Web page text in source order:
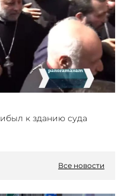
к зданию суда
Все новости